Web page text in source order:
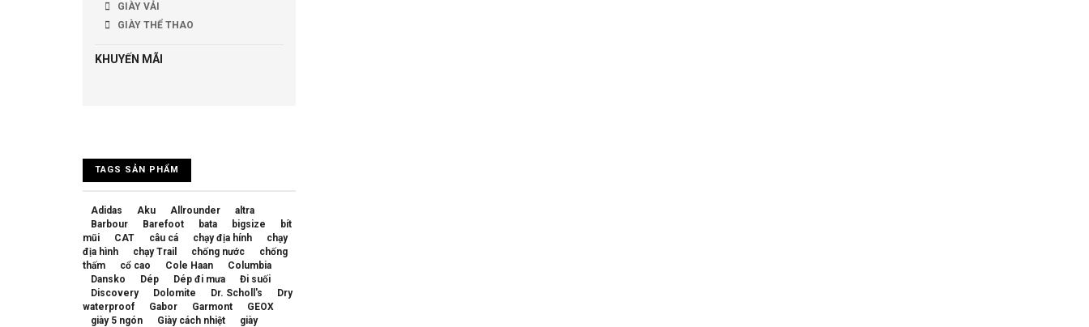
GIÀY VẢI
GIÀY THỂ THAO
KHUYẾN MÃI
TAGS SẢN PHẨM
Adidas Aku Allrounder
altra
Barbour
Barefoot bata bigsize
bít
mũi
CAT câu cá chạy địa hính
chạy
địa hình
chạy Trail chống nước
chống
thấm
cổ cao Cole Haan
Columbia
Dansko
Dép Dép đi mưa
Đi suối
Discovery
Dolomite Dr. Scholl's
Dry
waterproof
Gabor Garmont
GEOX
giày 5 ngón
Giày cách nhiệt
giày